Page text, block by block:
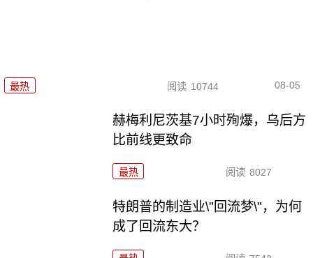
最热 阅读 10744 08-05
赫梅利尼茨基7小时殉爆，乌后方
比前线更致命
最热 阅读 8027
特朗普的制造业\"回流梦\"，为何
成了回流东大？